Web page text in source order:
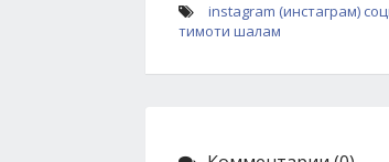
instagram (инстаграм)
тимоти шалам